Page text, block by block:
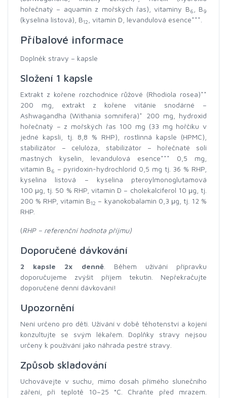
hořečnatý – aquamin z mořských řas), vitaminy B6 , B9
(kyselina listová), B12 , vitamin D, levandulová esence***.
Příbalové informace
Doplněk stravy – kapsle
Složení 1 kapsle
Extrakt z kořene rozchodnice růžové (Rhodiola rosea)**
200 mg, extrakt z kořene vitánie snodárné –
Ashwagandha (Withania somnifera)* 200 mg, hydroxid
hořečnatý – z mořských řas 100 mg (33 mg hořčíku v
jedné kapsli, tj. 8,8 % RHP), rostlinná kapsle (HPMC),
stabilizátor – celulóza, stabilizátor – hořečnaté soli
mastných kyselin, levandulová esence*** 0,5 mg,
vitamin B6 – pyridoxin-hydrochlorid 0,5 mg tj. 36 % RHP,
kyselina listová – kyselina pteroylmonoglutamová
100 μg, tj. 50 % RHP, vitamin D – cholekalciferol 10 μg, tj.
200 % RHP, vitamin B12 – kyanokobalamin 0,3 μg, tj. 12 %
RHP.
(RHP – referenční hodnota příjmu)
Doporučené dávkování
2 kapsle 2x denně. Během užívání přípravku
doporučujeme zvýšit příjem tekutin. Nepřekračujte
doporučené denní dávkování!
Upozornění
Není určeno pro děti. Užívání v době těhotenství a kojení
konzultujte se svým lékařem. Doplňky stravy nejsou
určeny k používání jako náhrada pestré stravy.
Způsob skladování
Uchovávejte v suchu, mimo dosah přímého slunečního
záření, při teplotě 10–25 °C. Chraňte před mrazem.